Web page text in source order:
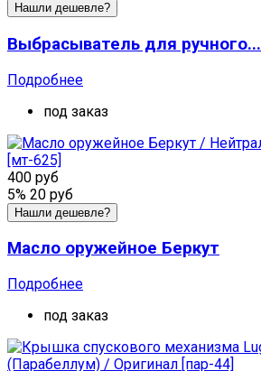
Нашли дешевле?
Выбрасыватель для ручного...
Подробнее
под заказ
400 руб
5% 20 руб
Нашли дешевле?
Масло оружейное Беркут
Подробнее
под заказ